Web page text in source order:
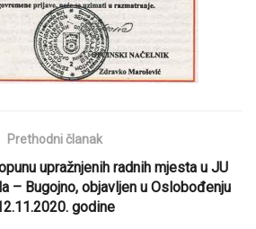
Prethodni članak
upražnjenih radnih mjesta u JU
– Bugojno, objavljen u Oslobođenju
godine